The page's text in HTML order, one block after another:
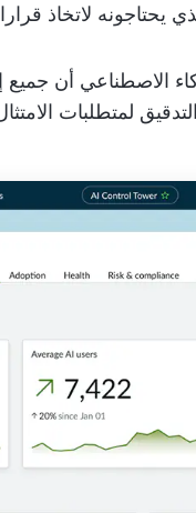
الاصطناعي أن جميع
لمتطلبات